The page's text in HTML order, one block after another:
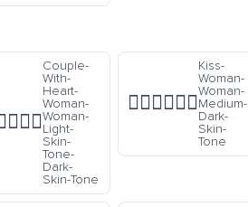
Couple-
With-
Heart-
Woman-
Woman-
Light-
Skin-
Tone-
Dark-
Skin-Tone
👩🏾‍❤️‍💋‍👩🏾
Kiss-
Woman-
Woman-
Medium-
Dark-
Skin-
Tone